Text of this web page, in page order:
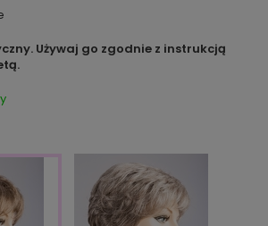
Używaj go zgodnie z instrukcją